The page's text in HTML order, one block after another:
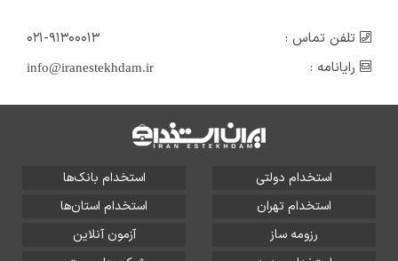
تلفن تماس :
۰۲۱-۹۱۳۰۰۰۱۳
رایانامه :
info@iranestekhdam.ir
استخدام دولتی
استخدام بانک‌ها
استخدام تهران
استخدام استان‌ها
رزومه ساز
آزمون آنلاین